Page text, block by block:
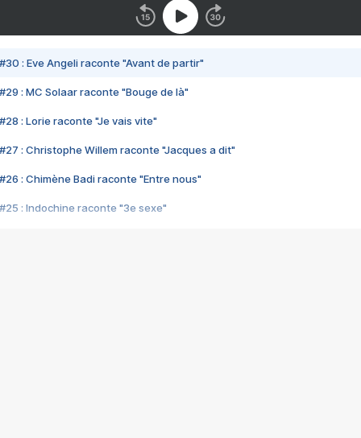
#30 : Eve Angeli raconte "Avant de partir"
#29 : MC Solaar raconte "Bouge de là"
#28 : Lorie raconte "Je vais vite"
#27 : Christophe Willem raconte "Jacques a dit"
#26 : Chimène Badi raconte "Entre nous"
#25 : Indochine raconte "3e sexe"